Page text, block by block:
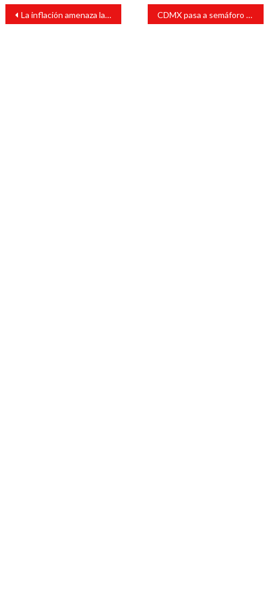
Navegación
entradas
La inflación amenaza la recuperación económica mundial CDMX pasa a semáforo epidemiológico verde